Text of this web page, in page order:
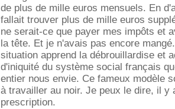
de plus de mille euros mensuels. En
fallait trouver plus de mille euros
ne serait-ce que payer mes impôts et
la tête. Et je n'avais pas encore
situation apprend la débrouillardise et
d'iniquité du système social français
entier nous envie. Ce fameux modèle
à travailler au noir. Je peux le dire, il y
prescription.